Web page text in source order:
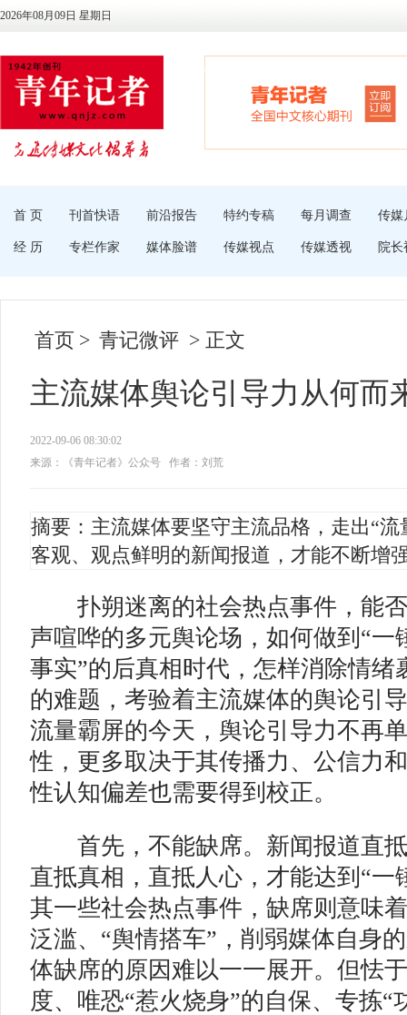
2026年08月09日 星期日
首 页 刊首快语 前沿报告 特约专稿 每月调查 传媒
经 历 专栏作家 媒体脸谱 传媒视点 传媒透视 院长
首页 > 青记微评 > 正文
主流媒体舆论引导力从何而
2022-09-06 08:30:02
来源：《青年记者》公众号
作者：刘荒
摘要：主流媒体要坚守主流品格，走出“
客观、观点鲜明的新闻报道，才能不断增
扑朔迷离的社会热点事件，能否
声喧哗的多元舆论场，如何做到“一
事实”的后真相时代，怎样消除情
的难题，考验着主流媒体的舆论引
流量霸屏的今天，舆论引导力不再
性，更多取决于其传播力、公信力
性认知偏差也需要得到校正。
首先，不能缺席。新闻报道直抵
直抵真相，直抵人心，才能达到“一
其一些社会热点事件，缺席则意味
泛滥、“舆情搭车”，削弱媒体自身
体缺席的原因难以一一展开。但怯
度、唯恐“惹火烧身”的自保、专拣“